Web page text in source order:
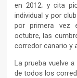
en 2012; y cita
individual y por
por primera vez
octubre, las
corredor canario y
La prueba vuelve
de todos los